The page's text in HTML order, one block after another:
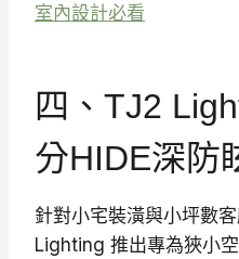
室內設計必看
四、TJ2
分HIDE深防
針對小宅裝潢與小坪數
Lighting 推出專為狹小